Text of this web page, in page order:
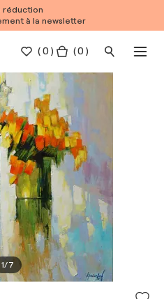
réduction
à la newsletter
(0 ) ( 0 )
1/7